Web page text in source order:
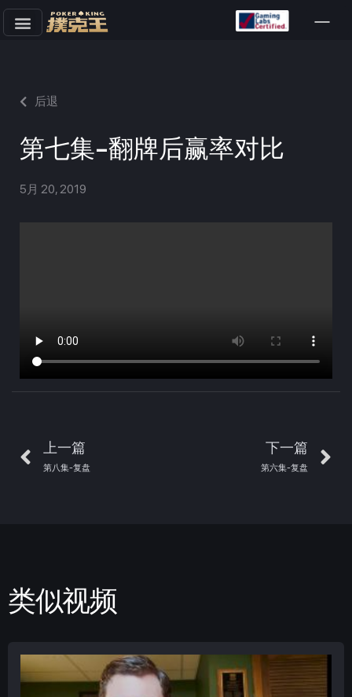
文
后退
第七集-翻牌后赢率对比
5月 20, 2019
上一篇
第八集-复盘
下一篇
第六集-复盘
类似视频